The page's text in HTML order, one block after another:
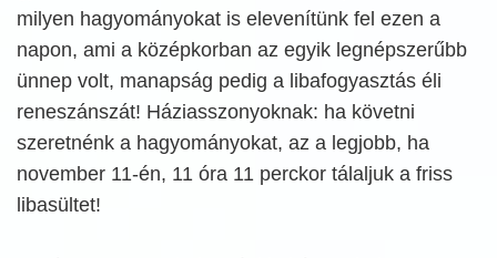
milyen hagyományokat is elevenítünk fel ezen a
napon, ami a középkorban az egyik legnépszerűbb
ünnep volt, manapság pedig a libafogyasztás éli
reneszánszát! Háziasszonyoknak: ha követni
szeretnénk a hagyományokat, az a legjobb, ha
november 11-én, 11 óra 11 perckor tálaljuk a friss
libasültet!